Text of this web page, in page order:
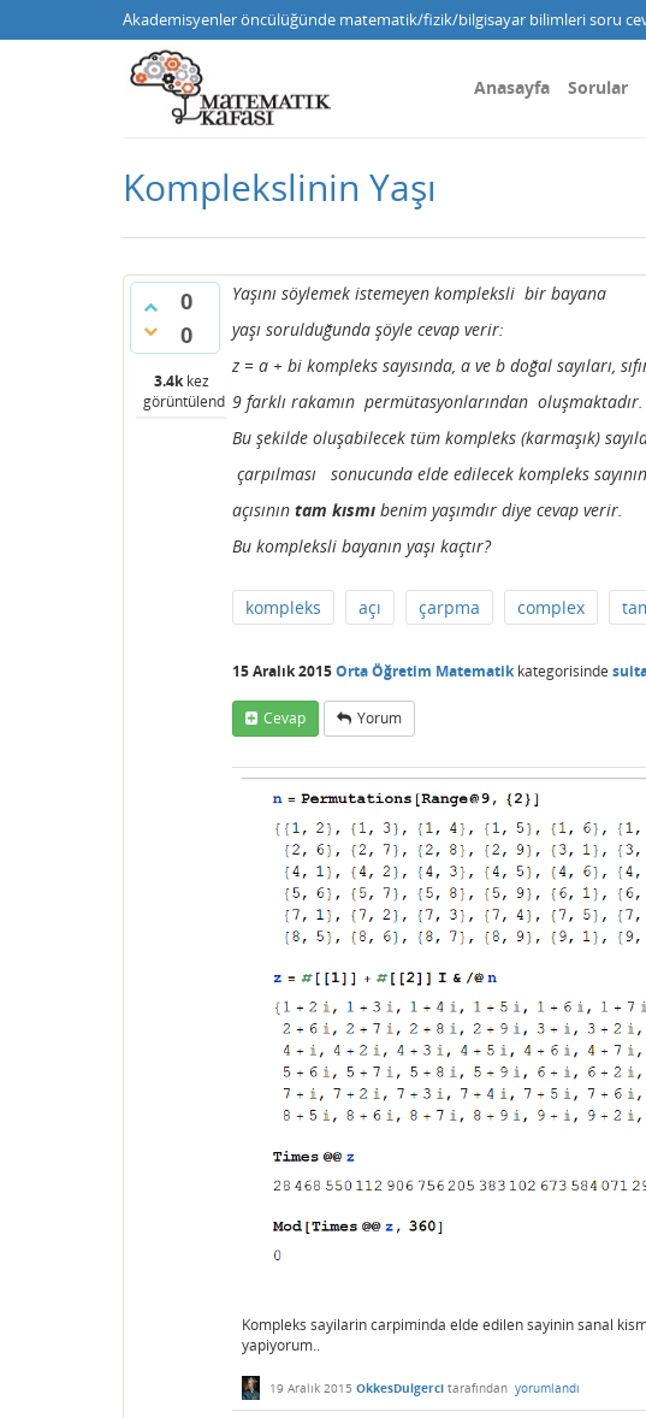
Akademisyenler öncülüğünde matematik/fizik/bilgisayar bilimleri soru
Anasayfa Sorular
Komplekslinin Yaşı
0
0
3.4kkez
görüntülendi
Yaşını söylemek istemeyen kompleksli bir bayana
yaşı sorulduğunda şöyle cevap verir:
z = a + bi kompleks sayısında, a ve b doğal sayıları,
9 farklı rakamın permütasyonlarından oluşmaktadır.
Bu şekilde oluşabilecek tüm kompleks (karmaşık)
çarpılması sonucunda elde edilecek kompleks sayının
açısının tam kısmı benim yaşımdır diye cevap verir.
Bu kompleksli bayanın yaşı kaçtır?
kompleks açı çarpma complex
15 Aralık 2015Orta Öğretim Matematikkategorisinde
Cevap Yorum
Kompleks sayilarin carpiminda elde edilen sayinin sanal
yapiyorum..
19 Aralık 2015 OkkesDulgerci tarafından yorumlandı